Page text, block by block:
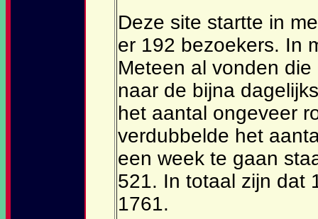
Deze site startte in
er 192 bezoekers. In
Meteen al vonden
naar de bijna
het aantal ongeveer
verdubbelde het
een week te gaan
521. In totaal zijn dat
1761.